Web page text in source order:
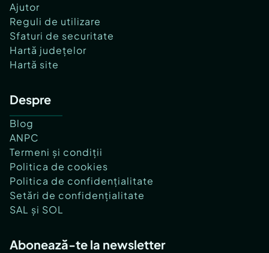
Ajutor
Reguli de utilizare
Sfaturi de securitate
Hartă județelor
Hartă site
Despre
Blog
ANPC
Termeni și condiții
Politica de cookies
Politica de confidențialitate
Setări de confidențialitate
SAL și SOL
Abonează-te la newsletter